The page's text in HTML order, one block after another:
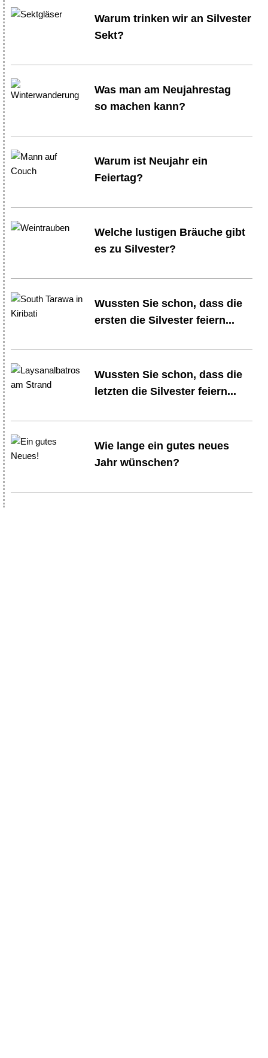
Warum trinken wir an Silvester
Sekt?
Was man am Neujahrestag
so machen kann?
Warum ist Neujahr ein
Feiertag?
Welche lustigen Bräuche gibt
es zu Silvester?
Wussten Sie schon, dass die
ersten die Silvester feiern...
Wussten Sie schon, dass die
letzten die Silvester feiern...
Wie lange ein gutes neues
Jahr wünschen?